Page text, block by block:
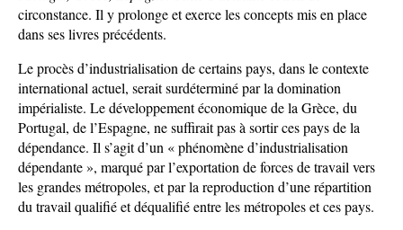
circonstance. Il y prolonge et exerce les concepts mis en place
dans ses livres précédents.
Le procès d’industrialisation de certains pays, dans le contexte
international actuel, serait surdéterminé par la domination
impérialiste. Le développement économique de la Grèce, du
Portugal, de l’Espagne, ne suffirait pas à sortir ces pays de la
dépendance. Il s’agit d’un « phénomène d’industrialisation
dépendante », marqué par l’exportation de forces de travail vers
les grandes métropoles, et par la reproduction d’une répartition
du travail qualifié et déqualifié entre les métropoles et ces pays.